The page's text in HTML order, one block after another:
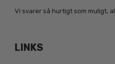
Vi svarer så hurtigt som muligt,
LINKS